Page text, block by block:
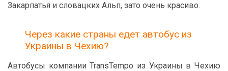
Закарпатья и словацких Альп, зато очень красиво.
Через какие страны едет автобус из
Украины в Чехию?
Автобусы компании TransTempo из Украины в Чехию